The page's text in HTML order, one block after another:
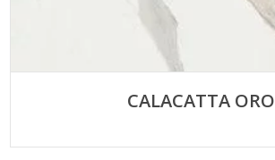
CALACATTA ORO